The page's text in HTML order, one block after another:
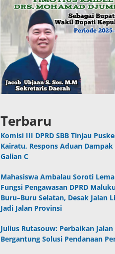
Terbaru
Komisi III DPRD SBB Tinjau
Kairatu, Respons Aduan
Galian C
Mahasiswa Ambalau Soroti
Fungsi Pengawasan DPRD
Buru–Buru Selatan, Desak Jalan
Jadi Jalan Provinsi
Julius Rutasouw: Perbaikan
Bergantung Solusi Pendanaan